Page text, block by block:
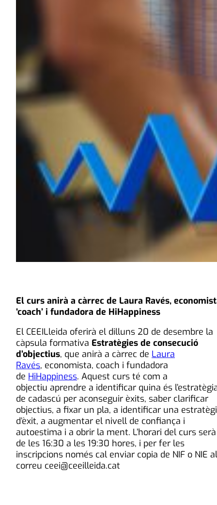
El curs anirà a càrrec de Laura Ravés,
‘coach’ i fundadora de HiHappiness
El CEEILleida oferirà el dilluns 20 de desembre la
càpsula formativa Estratègies de consecució
d’objectius, que anirà a càrrec de Laura
Ravés, economista, coach i fundadora
de HiHappiness. Aquest curs té com a
objectiu aprendre a identificar quina és
de cadascú per aconseguir èxits, saber clarificar
objectius, a fixar un pla, a identificar una
d’èxit, a augmentar el nivell de confiança i
autoestima i a obrir la ment. L’horari del curs serà
de les 16:30 a les 19:30 hores, i per fer les
inscripcions només cal enviar copia de NIF o NIE al
correu ceei@ceeilleida.cat